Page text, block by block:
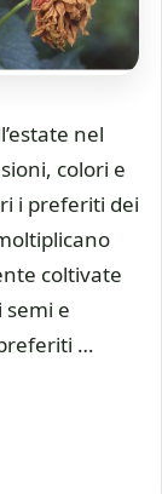
nel
colori e
i preferiti dei
coltivate
semi e
…